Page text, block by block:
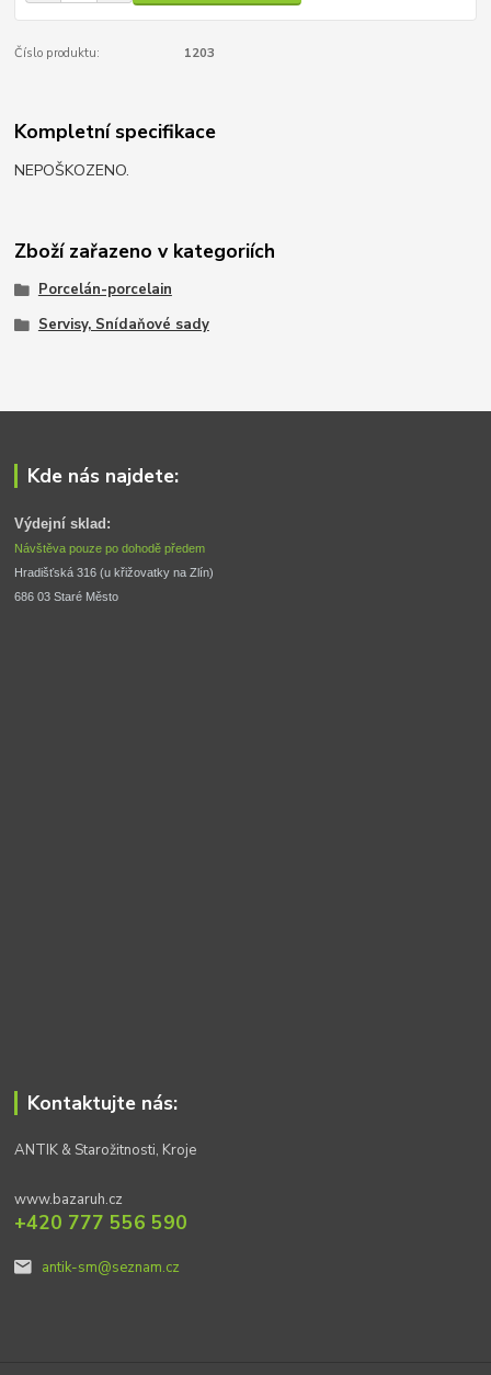
Číslo produktu: 1203
Kompletní specifikace
NEPOŠKOZENO.
Zboží zařazeno v kategoriích
Porcelán-porcelain
Servisy, Snídaňové sady
Kde nás najdete:
Výdejní sklad:
Návštěva pouze po dohodě předem
Hradišťská 316 (u křižovatky na Zlín)
686 03 Staré Město
Kontaktujte nás:
ANTIK & Starožitnosti, Kroje
www.bazaruh.cz
+420 777 556 590
antik-sm@seznam.cz